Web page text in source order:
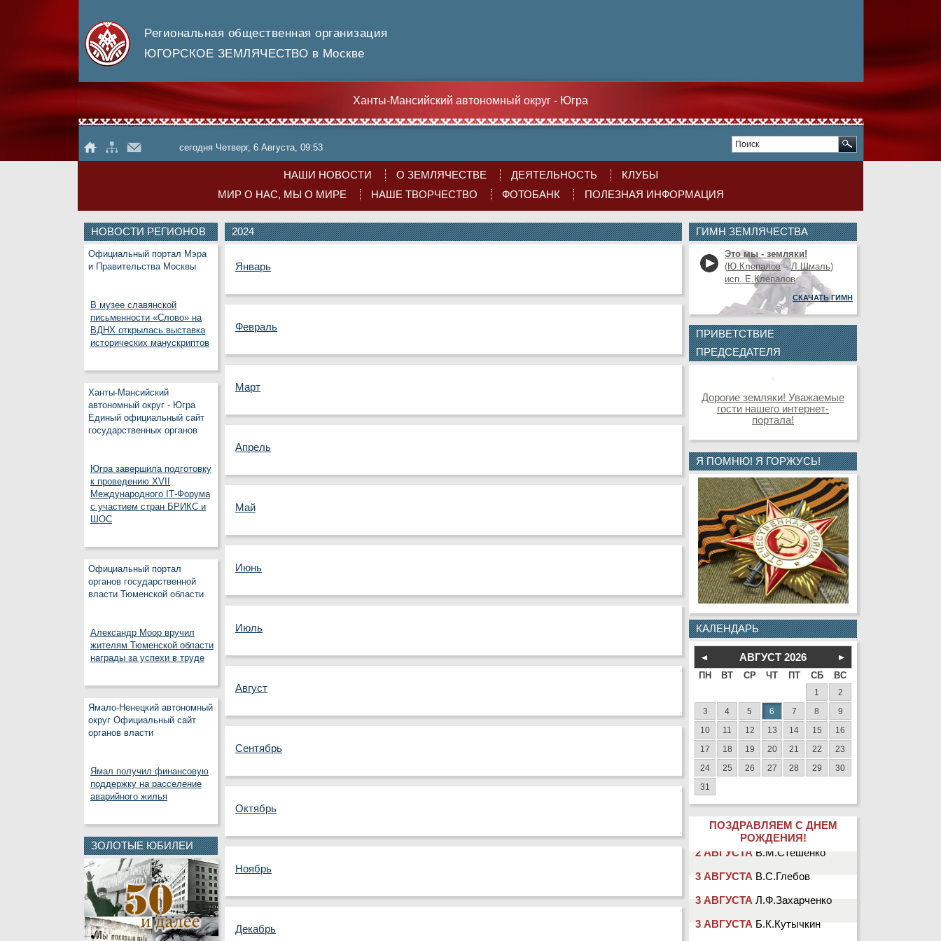
Региональная общественная организация
ЮГОРСКОЕ ЗЕМЛЯЧЕСТВО в Москве
Ханты-Мансийский автономный округ - Югра
сегодня Четверг, 6 Августа, 09:53
НАШИ НОВОСТИ О ЗЕМЛЯЧЕСТВЕ ДЕЯТЕЛЬНОСТЬ
КЛУБЫ
МИР О НАС, МЫ О МИРЕ
НАШЕ ТВОРЧЕСТВО ФОТОБАНК ПОЛЕЗНАЯ ИНФОРМАЦИЯ
НОВОСТИ РЕГИОНОВ
Официальный портал Мэра
и Правительства Москвы
В музее славянской
письменности «Слово» на
ВДНХ открылась выставка
исторических манускриптов
Ханты-Мансийский
автономный округ - Югра
Единый официальный сайт
государственных органов
Югра завершила подготовку
к проведению XVII
Международного IT‑Форума
с участием стран БРИКС и
ШОС
Официальный портал
органов государственной
власти Тюменской области
Александр Моор вручил
жителям Тюменской области
награды за успехи в труде
Ямало-Ненецкий автономный
округ Официальный сайт
органов власти
Ямал получил финансовую
поддержку на расселение
аварийного жилья
ЗОЛОТЫЕ ЮБИЛЕИ
ГИМН ЗЕМЛЯЧЕСТВА
Это мы - земляки!
(Ю.Клепалов–Л.Шмаль)
исп. Е.Клепалов
СКАЧАТЬ ГИМН
ПРИВЕТСТВИЕ
ПРЕДСЕДАТЕЛЯ
Дорогие земляки! Уважаемые
гости нашего интернет-
портала!
Я ПОМНЮ! Я ГОРЖУСЬ!
КАЛЕНДАРЬ
АВГУСТ 2026
ПН ВТ СР ЧТ ПТ СБ ВС
1 2
3 4 5 6 7 8 9
10 11 12 13 14 15 16
17 18 19 20 21 22 23
24 25 26 27 28 29 30
31
ПОЗДРАВЛЯЕМ С ДНЕМ
РОЖДЕНИЯ!
2 АВГУСТА В.М.Стешенко
2024
Январь
Февраль
Март
Апрель
Май
Июнь
Июль
Август
Сентябрь
Октябрь
Ноябрь
Декабрь